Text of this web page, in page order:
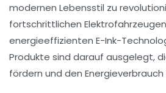
modernen Lebensstil zu
fortschrittlichen
energieeffizienten E-Ink-
Produkte sind darauf ausgelegt,
fördern und den Energieverbrauch